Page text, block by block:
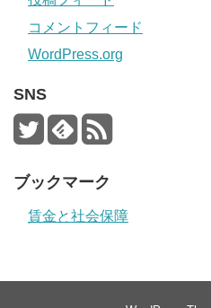
コメントフィード
WordPress.org
SNS
ブックマーク
賃金と社会保障